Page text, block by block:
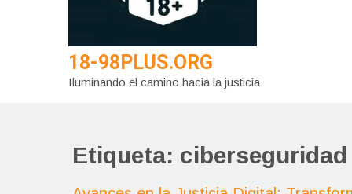
18-98PLUS.ORG
Iluminando el camino hacia la justicia
Etiqueta: ciberseguridad